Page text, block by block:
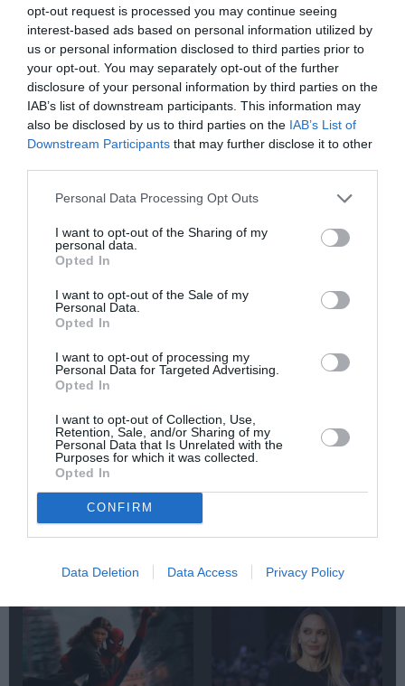
opt-out request is processed you may continue seeing
interest-based ads based on personal information utilized by
us or personal information disclosed to third parties prior to
your opt-out. You may separately opt-out of the further
disclosure of your personal information by third parties on the
IAB’s list of downstream participants. This information may
also be disclosed by us to third parties on the IAB’s List of
Downstream Participants that may further disclose it to other
Personal Data Processing Opt Outs
I want to opt-out of the Sharing of my
personal data.
Opted In
I want to opt-out of the Sale of my
Personal Data.
Opted In
I want to opt-out of processing my
Personal Data for Targeted Advertising.
Opted In
I want to opt-out of Collection, Use,
Retention, Sale, and/or Sharing of my
Personal Data that Is Unrelated with the
Purposes for which it was collected.
Opted In
CONFIRM
Data Deletion Data Access Privacy Policy
ΠΕΡΙΠΕΤΕΙΑ - ΑΣΤΥΝΟΜΙΚΟ
Newsletter
Κάθε βδομάδα στο e-mail σας τα τελευταία νέα για
την Τέχνη και τον Πολιτισμό!
Ακολουθήστε το Culturenow.gr
Η Μισέλ Φάιφερ
αποκάλυψε ότι δεν
θέλει να
ελεύθερη είσοδο
Αγίας Παρασκευής |
10-16/8